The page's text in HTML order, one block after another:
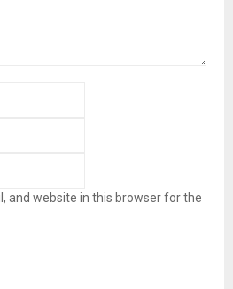
and website in this browser for the